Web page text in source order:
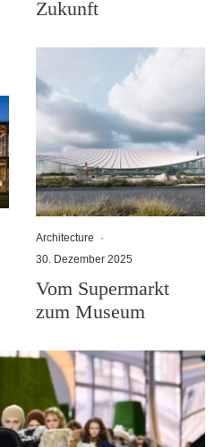
Zukunft
Architecture
·
30. Dezember 2025
Vom Supermarkt
zum Museum